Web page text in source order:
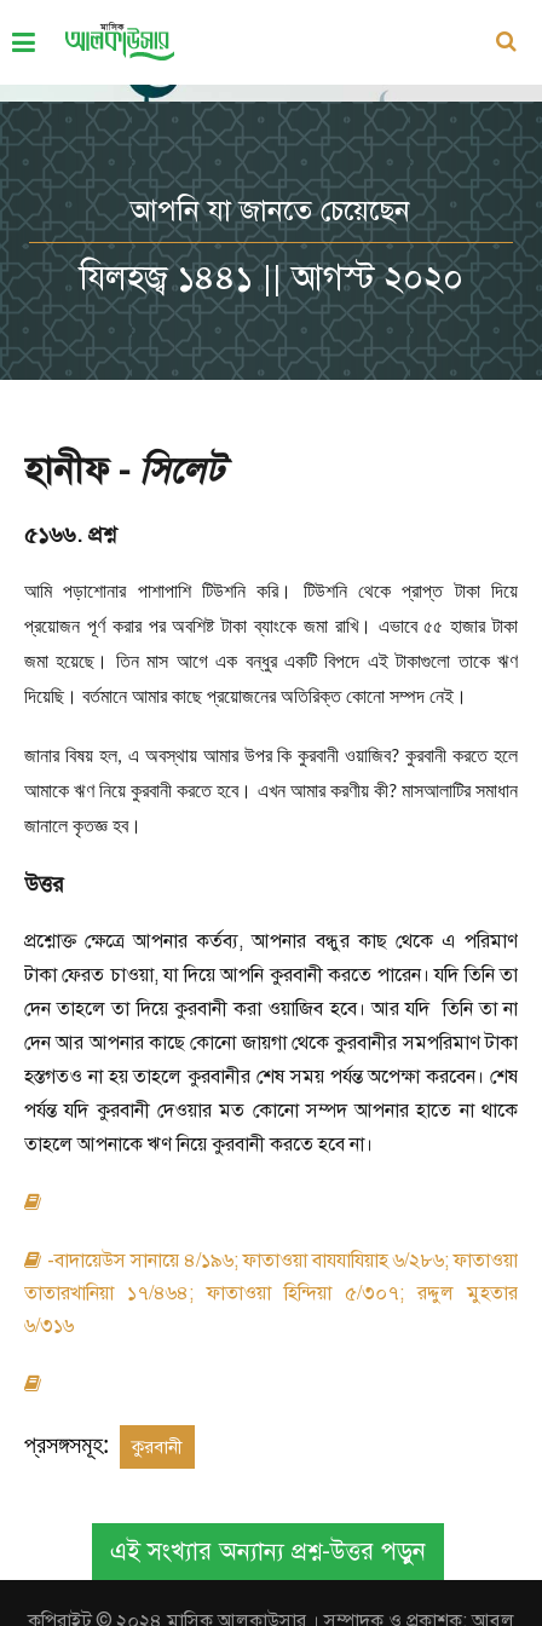
আপনি যা জানতে চেয়েছেন
যিলহজ্ব ১৪৪১ || আগস্ট ২০২০
হানীফ - সিলেট
৫১৬৬. প্রশ্ন
আমি পড়াশোনার পাশাপাশি টিউশনি করি। টিউশনি থেকে প্রাপ্ত টাকা দিয়ে
প্রয়োজন পূর্ণ করার পর অবশিষ্ট টাকা ব্যাংকে জমা রাখি। এভাবে ৫৫ হাজার টাকা
জমা হয়েছে। তিন মাস আগে এক বন্ধুর একটি বিপদে এই টাকাগুলো তাকে ঋণ
দিয়েছি। বর্তমানে আমার কাছে প্রয়োজনের অতিরিক্ত কোনো সম্পদ নেই।
জানার বিষয় হল, এ অবস্থায় আমার উপর কি কুরবানী ওয়াজিব?কুরবানী করতে হলে
আমাকে ঋণ নিয়ে কুরবানী করতে হবে। এখন আমার করণীয় কী? মাসআলাটির সমাধান
জানালে কৃতজ্ঞ হব।
উত্তর
প্রশ্নোক্ত ক্ষেত্রে আপনার কর্তব্য,আপনার বন্ধুর কাছ থেকে এ পরিমাণ
টাকা ফেরত চাওয়া,যা দিয়ে আপনি কুরবানী করতে পারেন। যদি তিনি তা
দেন তাহলে তা দিয়ে কুরবানী করা ওয়াজিব হবে। আর যদি তিনি তা না
দেন আর আপনার কাছে কোনো জায়গা থেকে কুরবানীর সমপরিমাণ টাকা
হস্তগতও না হয় তাহলে কুরবানীর শেষ সময় পর্যন্ত অপেক্ষা করবেন। শেষ
পর্যন্ত যদি কুরবানী দেওয়ার মত কোনো সম্পদ আপনার হাতে না থাকে
তাহলে আপনাকে ঋণ নিয়ে কুরবানী করতে হবে না।
-বাদায়েউস সানায়ে ৪/১৯৬;ফাতাওয়া বাযযাযিয়াহ ৬/২৮৬;ফাতাওয়া
তাতারখানিয়া ১৭/৪৬৪;ফাতাওয়া হিন্দিয়া ৫/৩০৭;রদ্দুল মুহতার
৬/৩১৬
প্রসঙ্গসমূহ: কুরবানী
এই সংখ্যার অন্যান্য প্রশ্ন-উত্তর পড়ুন
কপিরাইট © ২০২৪ মাসিক আলকাউসার । সম্পাদক ও প্রকাশক: আবুল